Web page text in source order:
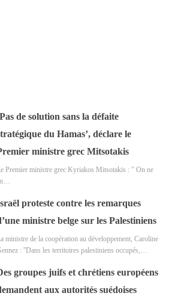
de solution sans la défaite
du Hamas’, déclare le
ministre grec Mitsotakis
Premier ministre grec Kyriakos Mitsotakis : " On ne
proteste contre les remarques
ministre belge sur les Palestiniens
ministre de la coopération au développement, Caroline
: ''Dans les territoires palestiniens occupés,…
groupes juifs et chrétiens européens
aux autorités suédoises